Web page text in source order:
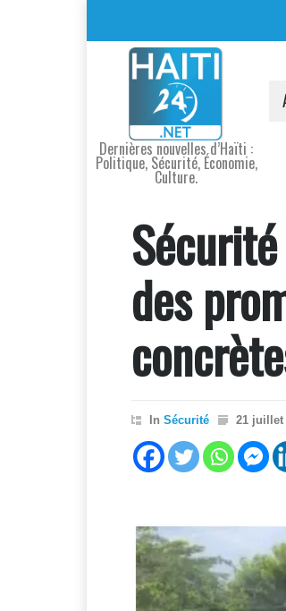
Dernières nouvelles d’Haïti :
Politique, Sécurité, Économie,
Culture.
des
In Sécurité 21 juillet